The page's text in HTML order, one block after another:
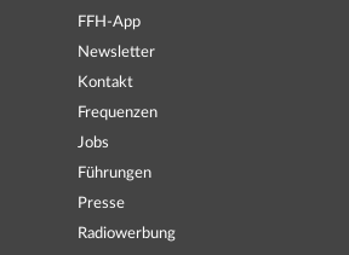
FFH-App
Newsletter
Kontakt
Frequenzen
Jobs
Führungen
Presse
Radiowerbung